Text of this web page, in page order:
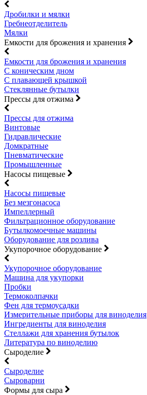
Дробилки и мялки
Гребнеотделитель
Мялки
Емкости для брожения и хранения
Емкости для брожения и хранения
С коническим дном
С плавающей крышкой
Стеклянные бутылки
Прессы для отжима
Прессы для отжима
Винтовые
Гидравлические
Домкратные
Пневматические
Промышленные
Насосы пищевые
Насосы пищевые
Без мезгонасоса
Импеллерный
Фильтрационное оборудование
Бутылкомоечные машины
Оборудование для розлива
Укупорочное оборудование
Укупорочное оборудование
Машина для укупорки
Пробки
Термоколпачки
Фен для термоусадки
Измерительные приборы для виноделия
Ингредиенты для виноделия
Стеллажи для хранения бутылок
Литература по виноделию
Сыроделие
Сыроделие
Сыроварни
Формы для сыра